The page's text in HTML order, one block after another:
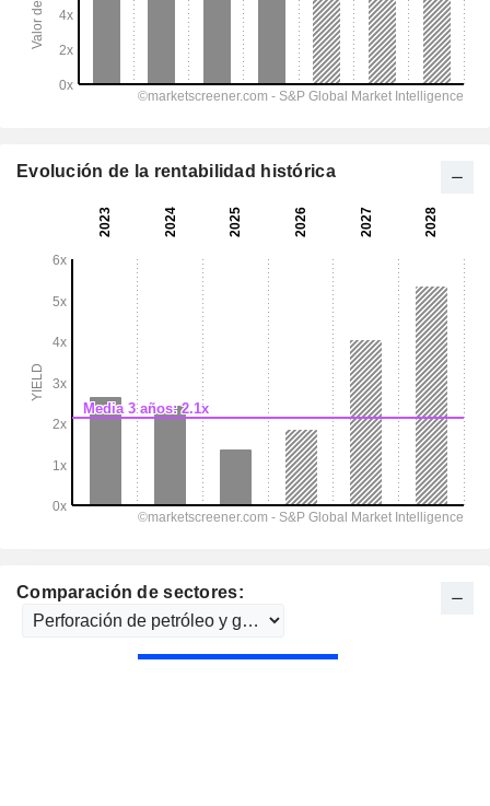
Comparación de sectores:
Evolución de la rentabilidad histórica